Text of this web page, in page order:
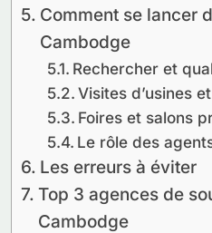
Comment se lancer
Cambodge
Rechercher et
Visites d’usines
Foires et salons
Le rôle des
Les erreurs à éviter
Top 3 agences de
Cambodge